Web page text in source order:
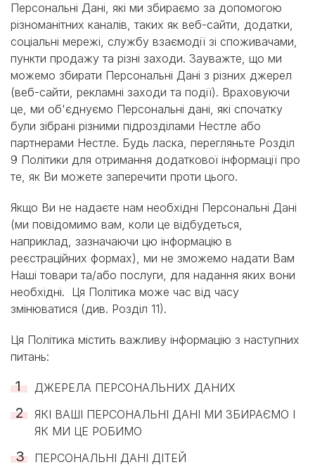
Персональні Дані, які ми збираємо за допомогою
різноманітних каналів, таких як веб-сайти, додатки,
соціальні мережі, службу взаємодії зі споживачами,
пункти продажу та різні заходи. Зауважте, що ми
можемо збирати Персональні Дані з різних джерел
(веб-сайти, рекламні заходи та події). Враховуючи
це, ми об'єднуємо Персональні дані, які спочатку
були зібрані різними підрозділами Нестле або
партнерами Нестле. Будь ласка, перегляньте Розділ
9 Політики для отримання додаткової інформації про
те, як Ви можете заперечити проти цього.
Якщо Ви не надаєте нам необхідні Персональні Дані
(ми повідомимо вам, коли це відбудеться,
наприклад, зазначаючи цю інформацію в
реєстраційних формах), ми не зможемо надати Вам
Наші товари та/або послуги, для надання яких вони
необхідні. Ця Політика може час від часу
змінюватися (див. Розділ 11).
Ця Політика містить важливу інформацію з наступних
питань:
ДЖЕРЕЛА ПЕРСОНАЛЬНИХ ДАНИХ
ЯКІ ВАШІ ПЕРСОНАЛЬНІ ДАНІ МИ ЗБИРАЄМО І
ЯК МИ ЦЕ РОБИМО
ПЕРСОНАЛЬНІ ДАНІ ДІТЕЙ